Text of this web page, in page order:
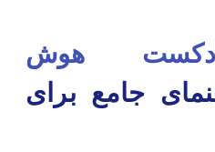
هوش
جامع برای